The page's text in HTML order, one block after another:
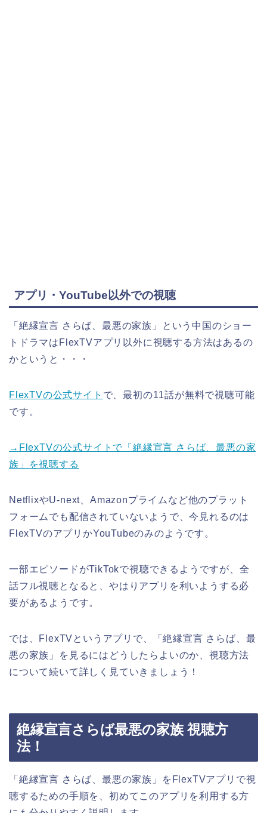
アプリ・YouTube以外での視聴
「絶縁宣言 さらば、最悪の家族」
という中国のショー
トドラマはFlexTVアプリ以外に視聴する方法はあるの
かというと・・・
FlexTVの公式サイト で、最初の11話が無料で視聴可能
です。
→ FlexTVの公式サイトで「絶縁宣言 さらば、最悪の家
族」を視聴する
NetflixやU-next、Amazonプライムなど他のプラット
フォームでも配信されていないようで、今見れるのは
FlexTVのアプリかYouTubeのみのようです。
一部エピソードがTikTokで視聴できるようですが、全
話フル視聴となると、やはりアプリを利いようする必
要があるようです。
では、FlexTVというアプリで、
「絶縁宣言 さらば、最
悪の家族」
を見るにはどうしたらよいのか、視聴方法
について続いて詳しく見ていきましょう！
絶縁宣言さらば最悪の家族 視聴方
法！
「絶縁宣言 さらば、最悪の家族」
をFlexTVアプリで視
聴するための手順を、初めてこのアプリを利用する方